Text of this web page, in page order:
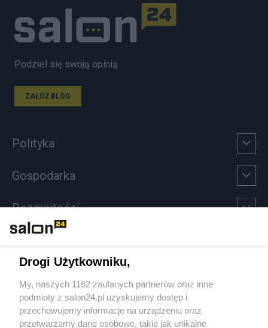
Podziel się swoją opinią
ZAŁÓŻ BLOG
Polityka
Gospodarka
Rozmaitości
Sport
Społeczeństwo
Drogi Użytkowniku,
My, naszych 1162 zaufanych partnerów oraz inne
podmioty z salon24.pl uzyskujemy dostęp i
przechowujemy informacje na urządzeniu oraz
przetwarzamy dane osobowe, takie jak unikalne